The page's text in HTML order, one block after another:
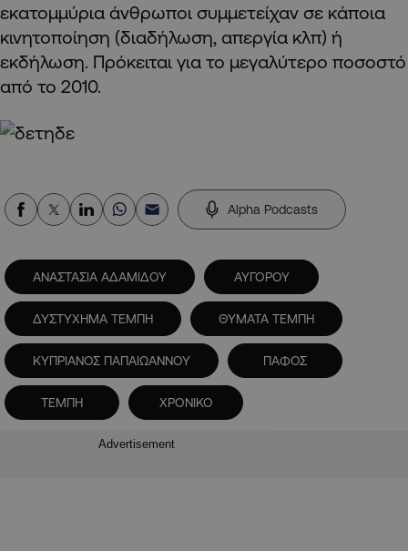
εκατομμύρια άνθρωποι συμμετείχαν σε κάποια
κινητοποίηση (διαδήλωση, απεργία κλπ) ή
εκδήλωση. Πρόκειται για το μεγαλύτερο ποσοστό
από το 2010.
Alpha Podcasts
ΑΝΑΣΤΑΣΙΑ ΑΔΑΜΙΔΟΥ ΑΥΓΟΡΟΥ
ΔΥΣΤΥΧΗΜΑ ΤΕΜΠΗ ΘΥΜΑΤΑ ΤΕΜΠΗ
ΚΥΠΡΙΑΝΟΣ ΠΑΠΑΙΩΑΝΝΟΥ ΠΑΦΟΣ
ΤΕΜΠΗ ΧΡΟΝΙΚΟ
Advertisement